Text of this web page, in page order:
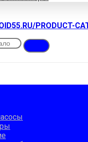
PRODUCT-